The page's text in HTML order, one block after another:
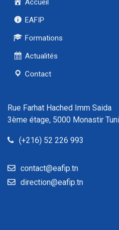
Accueil
EAFIP
Formations
Actualités
Contact
Rue Farhat Hached Imm Saida
3ème étage, 5000 Monastir
(+216) 52 226 993
contact@eafip.tn
direction@eafip.tn